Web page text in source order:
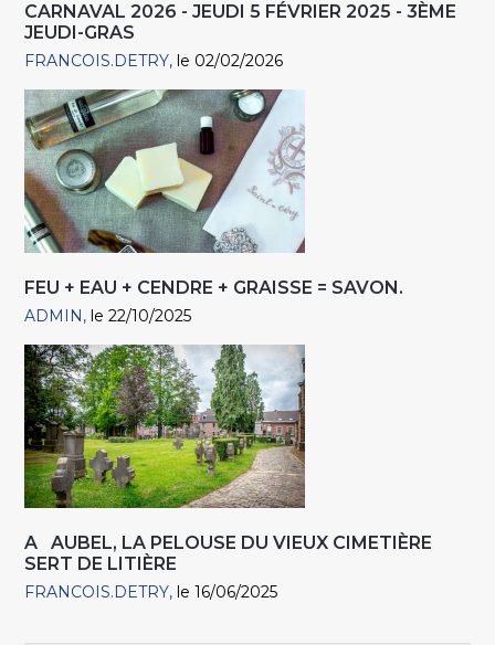
CARNAVAL 2026 - JEUDI 5 FÉVRIER 2025 - 3ÈME
JEUDI-GRAS
FRANCOIS.DETRY le 02/02/2026
FEU + EAU + CENDRE + GRAISSE = SAVON.
ADMIN le 22/10/2025
A AUBEL, LA PELOUSE DU VIEUX CIMETIÈRE
SERT DE LITIÈRE
FRANCOIS.DETRY le 16/06/2025